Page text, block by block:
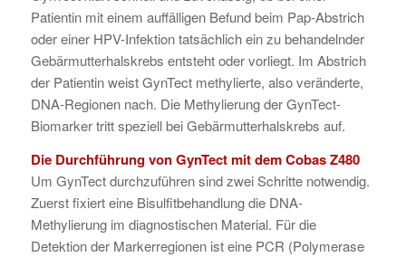
Patientin mit einem auffälligen Befund beim Pap-Abstrich
oder einer HPV-Infektion tatsächlich ein zu behandelnder
Gebärmutterhalskrebs entsteht oder vorliegt. Im Abstrich
der Patientin weist GynTect methylierte, also veränderte,
DNA-Regionen nach. Die Methylierung der GynTect-
Biomarker tritt speziell bei Gebärmutterhalskrebs auf.
Die Durchführung von GynTect mit dem Cobas Z480
Um GynTect durchzuführen sind zwei Schritte notwendig.
Zuerst fixiert eine Bisulfitbehandlung die DNA-
Methylierung im diagnostischen Material. Für die
Detektion der Markerregionen ist eine PCR (Polymerase